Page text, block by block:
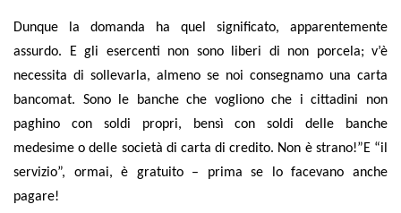
Dunque la domanda ha quel significato, apparentemente
assurdo. E gli esercenti non sono liberi di non porcela; v’è
necessita di sollevarla, almeno se noi consegnamo una carta
bancomat. Sono le banche che vogliono che i cittadini non
paghino con soldi propri, bensì con soldi delle banche
medesime o delle società di carta di credito. Non è strano!”E “il
servizio”, ormai, è gratuito – prima se lo facevano anche
pagare!